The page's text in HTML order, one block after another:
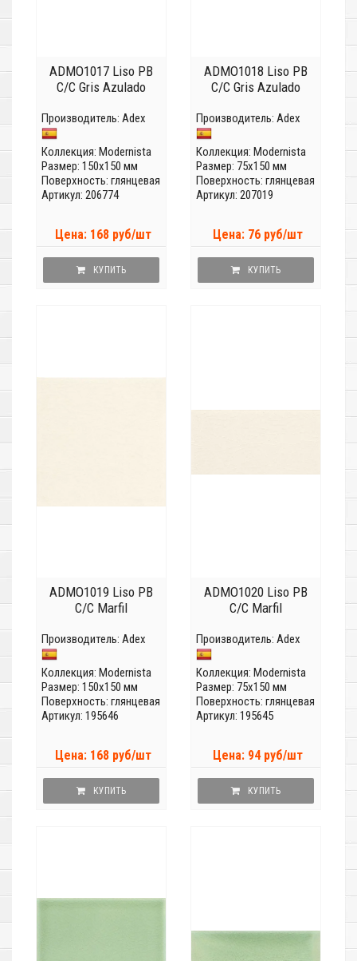
ADMO1017 Liso PB
C/C Gris Azulado
Производитель: Adex
Коллекция: Modernista
Размер: 150x150 мм
Поверхность: глянцевая
Артикул: 206774
Цена: 168 руб/шт
КУПИТЬ
ADMO1018 Liso PB
C/C Gris Azulado
Производитель: Adex
Коллекция: Modernista
Размер: 75x150 мм
Поверхность: глянцевая
Артикул: 207019
Цена: 76 руб/шт
КУПИТЬ
ADMO1019 Liso PB
C/C Marfil
Производитель: Adex
Коллекция: Modernista
Размер: 150x150 мм
Поверхность: глянцевая
Артикул: 195646
Цена: 168 руб/шт
КУПИТЬ
ADMO1020 Liso PB
C/C Marfil
Производитель: Adex
Коллекция: Modernista
Размер: 75x150 мм
Поверхность: глянцевая
Артикул: 195645
Цена: 94 руб/шт
КУПИТЬ